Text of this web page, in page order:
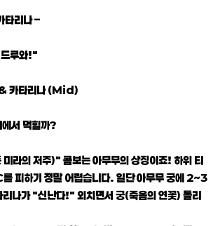
타리나 –
드루와!"
카타리나 (Mid)
서 먹힐까?
라의 저주)" 콤보는 아무무의 상징이죠! 하위 티
피하기 정말 어렵습니다. 일단 아무무 궁에 2~3
리나가 "신난다!" 외치면서 궁(죽음의 연꽃) 돌리